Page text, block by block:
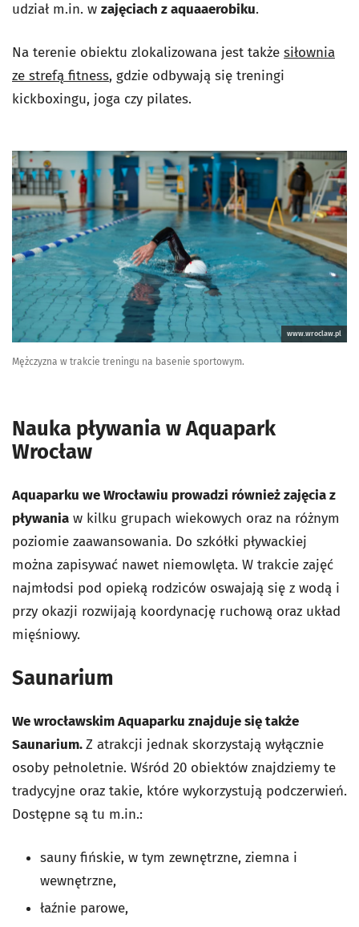
udział m.in. w zajęciach z aquaaerobiku.
Na terenie obiektu zlokalizowana jest także siłownia
ze strefą fitness, gdzie odbywają się treningi
kickboxingu, joga czy pilates.
www.wroclaw.pl
Mężczyzna w trakcie treningu na basenie sportowym.
Nauka pływania w Aquapark
Wrocław
Aquaparku we Wrocławiu prowadzi również zajęcia z
pływania w kilku grupach wiekowych oraz na różnym
poziomie zaawansowania. Do szkółki pływackiej
można zapisywać nawet niemowlęta. W trakcie zajęć
najmłodsi pod opieką rodziców oswajają się z wodą i
przy okazji rozwijają koordynację ruchową oraz układ
mięśniowy.
Saunarium
We wrocławskim Aquaparku znajduje się także
Saunarium.Z atrakcji jednak skorzystają wyłącznie
osoby pełnoletnie. Wśród 20 obiektów znajdziemy te
tradycyjne oraz takie, które wykorzystują podczerwień.
Dostępne są tu m.in.:
sauny fińskie, w tym zewnętrzne, ziemna i
wewnętrzne,
łaźnie parowe,